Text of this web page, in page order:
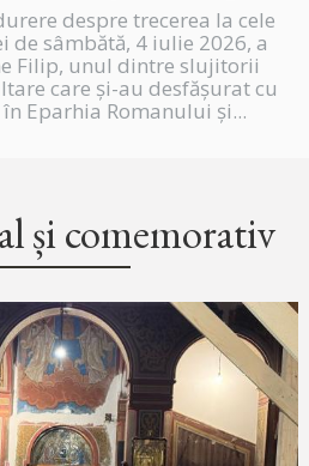
despre trecerea la cele
de sâmbătă, 4 iulie 2026, a
Filip, unul dintre slujitorii
care și-au desfășurat cu
Eparhia Romanului și...
și comemorativ